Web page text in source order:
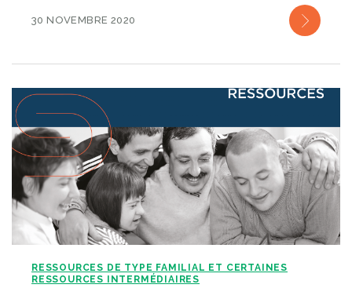
30 NOVEMBRE 2020
RESSOURCES DE TYPE FAMILIAL ET CERTAINES
RESSOURCES INTERMÉDIAIRES